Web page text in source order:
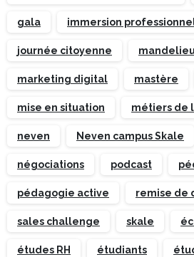
gala immersion
journée citoyenne
marketing digital mastère
mise en situation métiers de
neven Neven campus Skale
négociations podcast
pédagogie active remise de
sales challenge skale
études RH étudiants